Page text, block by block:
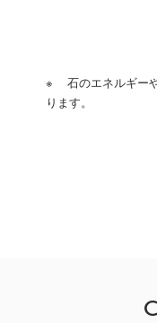
※ 石のエネルギーや
ります。